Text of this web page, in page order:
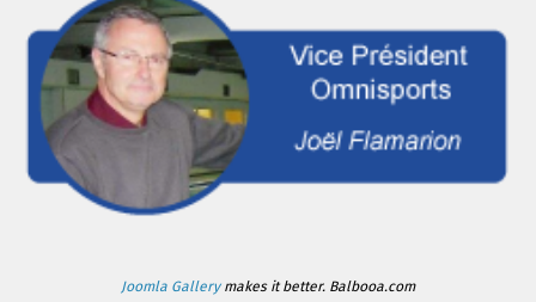
Joomla Gallerymakes it better. Balbooa.com